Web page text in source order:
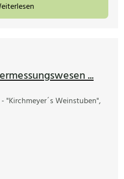
...
"Kirchmeyer´s Weinstuben",